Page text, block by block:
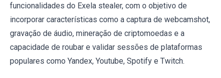
funcionalidades do Exela stealer, com o objetivo de
incorporar características como a captura de webcamshot,
gravação de áudio, mineração de criptomoedas e a
capacidade de roubar e validar sessões de plataformas
populares como Yandex, Youtube, Spotify e Twitch.